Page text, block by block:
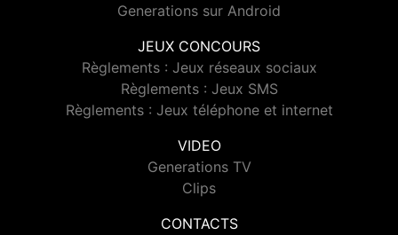
Generations sur Android
JEUX CONCOURS
Règlements : Jeux réseaux sociaux
Règlements : Jeux SMS
Règlements : Jeux téléphone et internet
VIDEO
Generations TV
Clips
CONTACTS